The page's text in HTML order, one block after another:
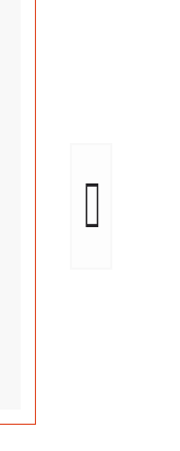
châssis